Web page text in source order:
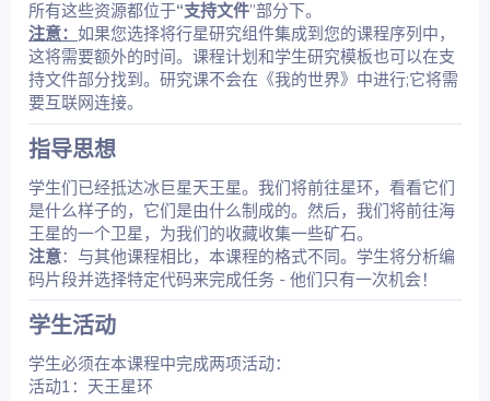
所有这些资源都位于“支持文件”部分下。
注意： 如果您选择将行星研究组件集成到您的课程序列中，
这将需要额外的时间。课程计划和学生研究模板也可以在支
持文件部分找到。研究课不会在《我的世界》中进行;它将需
要互联网连接。
指导思想​
学生们已经抵达冰巨星天王星。我们将前往星环，看看它们
是什么样子的，它们是由什么制成的。然后，我们将前往海
王星的一个卫星，为我们的收藏收集一些矿石。
注意：与其他课程相比，本课程的格式不同。学生将分析编
码片段并选择特定代码来完成任务 - 他们只有一次机会！
学生活动​
学生必须在本课程中完成两项活动：
活动1：天王星环